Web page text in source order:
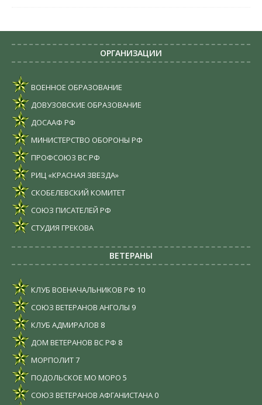
ОРГАНИЗАЦИИ
ВОЕННОЕ ОБРАЗОВАНИЕ
ДОВУЗОВСКИЕ ОБРАЗОВАНИЕ
ДОСААФ РФ
МИНИСТЕРСТВО ОБОРОНЫ РФ
ПРОФСОЮЗ ВС РФ
РИЦ «КРАСНАЯ ЗВЕЗДА»
СКОБЕЛЕВСКИЙ КОМИТЕТ
СОЮЗ ПИСАТЕЛЕЙ РФ
СТУДИЯ ГРЕКОВА
ВЕТЕРАНЫ
КЛУБ ВОЕНАЧАЛЬНИКОВ РФ 10
СОЮЗ ВЕТЕРАНОВ АНГОЛЫ 9
КЛУБ АДМИРАЛОВ 8
ДОМ ВЕТЕРАНОВ ВС РФ 8
МОРПОЛИТ7
ПОДОЛЬСКОЕ МО МОРО 5
СОЮЗ ВЕТЕРАНОВ АФГАНИСТАНА 0